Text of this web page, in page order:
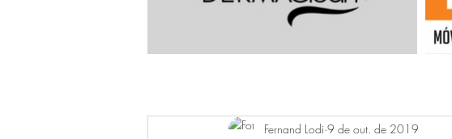
Fernand Lodi 9 de out. de 2019